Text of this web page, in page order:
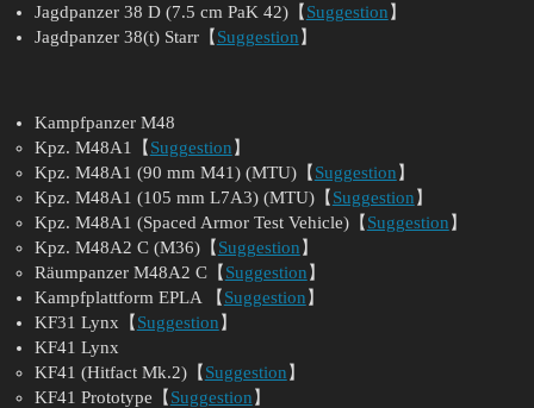
Jagdpanzer 38 D (7.5 cm PaK 42)【 Suggestion 】
Jagdpanzer 38(t) Starr【 Suggestion 】
Kampfpanzer M48
Kpz. M48A1【 Suggestion 】
Kpz. M48A1 (90 mm M41) (MTU)【 Suggestion 】
Kpz. M48A1 (105 mm L7A3) (MTU)【 Suggestion 】
Kpz. M48A1 (Spaced Armor Test Vehicle)【 Suggestion 】
Kpz. M48A2 C (M36)【 Suggestion 】
Räumpanzer M48A2 C【 Suggestion 】
Kampfplattform EPLA 【 Suggestion 】
KF31 Lynx【 Suggestion 】
KF41 Lynx
KF41 (Hitfact Mk.2)【 Suggestion 】
KF41 Prototype【 Suggestion 】